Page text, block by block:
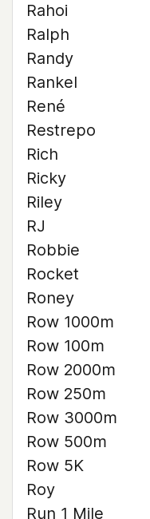
Rahoi
Ralph
Randy
Rankel
René
Restrepo
Rich
Ricky
Riley
RJ
Robbie
Rocket
Roney
Row 1000m
Row 100m
Row 2000m
Row 250m
Row 3000m
Row 500m
Row 5K
Roy
Run 1 Mile